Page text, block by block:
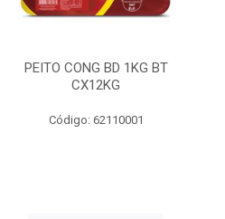
PEITO CONG BD 1KG BT
CX12KG
Código: 62110001